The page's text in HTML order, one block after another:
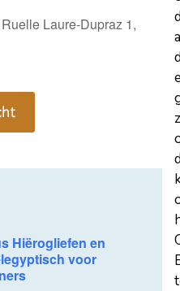
Laure-Dupraz 1,
Hiërogliefen en
voor